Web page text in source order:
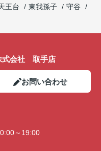
王台 東我孫子
守谷
式会社 取手店
お問い合わせ
～19:00